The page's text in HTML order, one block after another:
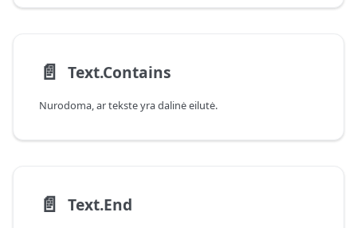
📄️ Text.Contains
Nurodoma, ar tekste yra dalinė eilutė.
📄️ Text.End